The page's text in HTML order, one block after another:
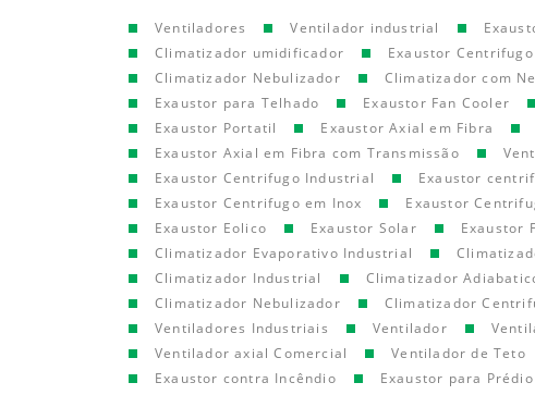
Ventiladores Ventilador industrial
Climatizador umidificador
Exaustor
Climatizador Nebulizador
Climatizador com
Exaustor para Telhado
Exaustor Fan Cooler
Exaustor Portatil
Exaustor Axial em Fibra
Exaustor Axial em Fibra com Transmissão
Exaustor Centrifugo Industrial
Exaustor
Exaustor Centrifugo em Inox
Exaustor
Exaustor Eolico
Exaustor Solar Exaustor
Climatizador Evaporativo Industrial
Climatizador Industrial
Climatizador
Climatizador Nebulizador
Climatizador
Ventiladores Industriais
Ventilador
Ventilador axial Comercial
Ventilador de Teto
Exaustor contra Incêndio
Exaustor para Prédio